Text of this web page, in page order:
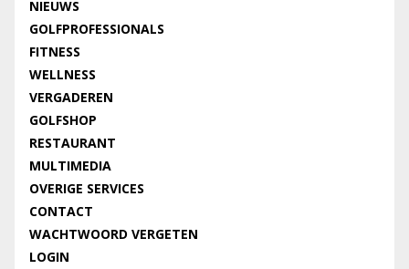
NIEUWS
GOLFPROFESSIONALS
FITNESS
WELLNESS
VERGADEREN
GOLFSHOP
RESTAURANT
MULTIMEDIA
OVERIGE SERVICES
CONTACT
WACHTWOORD VERGETEN
LOGIN